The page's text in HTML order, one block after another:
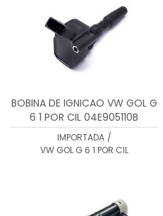
BOBINA DE IGNICAO VW GOL G
6 1 POR CIL 04E905110B
IMPORTADA /
VW GOL G 6 1 POR CIL